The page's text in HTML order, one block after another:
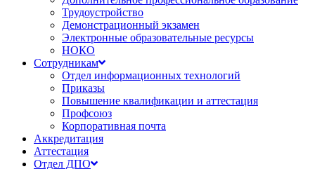
Трудоустройство
Демонстрационный экзамен
Электронные образовательные ресурсы
НОКО
Сотрудникам
Отдел информационных технологий
Приказы
Повышение квалификации и аттестация
Профсоюз
Корпоративная почта
Аккредитация
Аттестация
Отдел ДПО